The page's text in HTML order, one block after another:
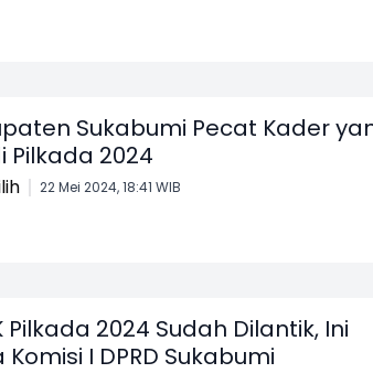
Sukabumi Pecat Kader
Pilkada 2024
22 Mei 2024, 18:41 WIB
Pilkada 2024 Sudah Dilantik, Ini
I DPRD Sukabumi